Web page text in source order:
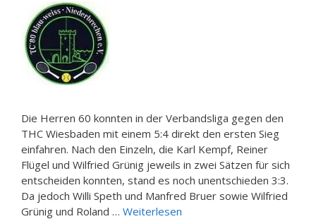
Die Herren 60 konnten in der Verbandsliga gegen den
THC Wiesbaden mit einem 5:4 direkt den ersten Sieg
einfahren. Nach den Einzeln, die Karl Kempf, Reiner
Flügel und Wilfried Grünig jeweils in zwei Sätzen für sich
entscheiden konnten, stand es noch unentschieden 3:3.
Da jedoch Willi Speth und Manfred Bruer sowie Wilfried
Grünig und Roland … Weiterlesen